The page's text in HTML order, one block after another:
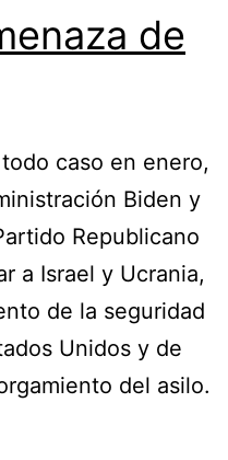
de
caso en enero,
Biden y
Republicano
a Israel y Ucrania,
de la seguridad
Unidos y de
del asilo.